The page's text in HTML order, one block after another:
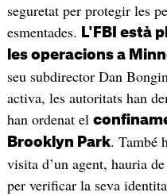
seguretat per protegir les
esmentades.
L'FBI està
les operacions a
seu subdirector Dan
activa, les autoritats han
han ordenat el
Brooklyn Park. També
visita d’un agent, hauria
per verificar la seva